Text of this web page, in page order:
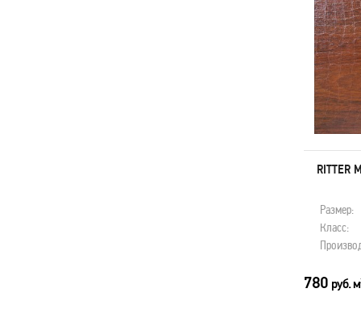
Размер:
Класс:
780 руб. м